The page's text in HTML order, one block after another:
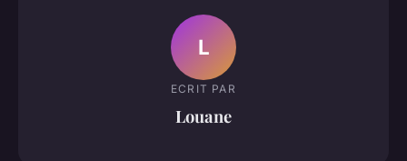
L
ECRIT PAR
Louane